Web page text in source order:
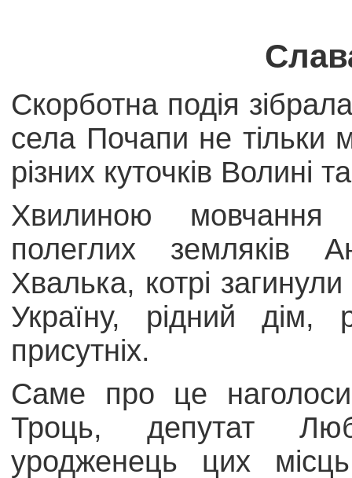
Скорботна подія
села Почапи не тільки
різних куточків Волині
Хвилиною мовчання
полеглих земляків
Хвалька, котрі
Україну, рідний дім,
присутніх.
Саме про це
Троць, депутат
уродженець цих місць